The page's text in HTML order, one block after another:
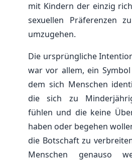
mit Kindern der einzig
sexuellen Präferenzen
umzugehen.
Die ursprüngliche
war vor allem, ein
dem sich Menschen
die sich zu
fühlen und die keine
haben oder begehen
die Botschaft zu
Menschen genauso